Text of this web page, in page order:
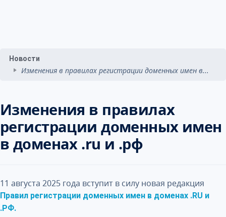
Новости
Изменения в правилах регистрации доменных имен в...
Изменения в правилах
регистрации доменных имен
в доменах .ru и .рф
11 августа 2025 года вступит в силу новая редакция
Правил регистрации доменных имен в доменах .RU и
.РФ.